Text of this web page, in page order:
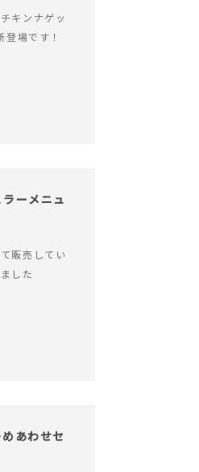
キンナゲッ
場です！
ーメニュ
販売してい
した
あわせセ